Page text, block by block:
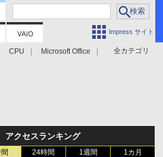
Impress サイト
全カテゴリ
CPU Microsoft Office
アクセスランキング
24時間 1週間 1カ月